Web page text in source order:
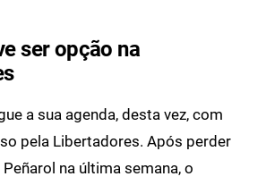
ser opção na
a sua agenda, desta vez, com
pela Libertadores. Após perder
na última semana, o